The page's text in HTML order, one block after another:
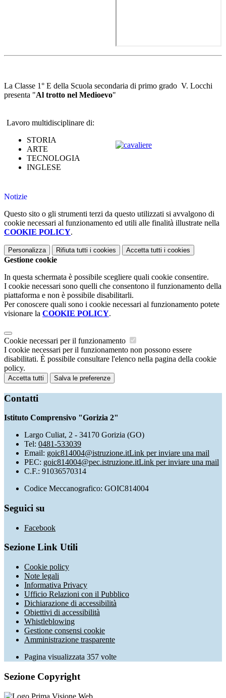
La Classe 1° E della Scuola secondaria di primo grado V. Locchi
presenta "Al trotto nel Medioevo"
Lavoro multidisciplinare di:
STORIA
ARTE
TECNOLOGIA
INGLESE
Notizie
Questo sito o gli strumenti terzi da questo utilizzati si avvalgono di
cookie necessari al funzionamento ed utili alle finalità illustrate nella
COOKIE POLICY.
Personalizza Rifiuta tutti i cookies Accetta tutti i cookies
Gestione cookie
In questa schermata è possibile scegliere quali cookie consentire.
I cookie necessari sono quelli che consentono il funzionamento della
piattaforma e non è possibile disabilitarli.
Per conoscere quali sono i cookie necessari al funzionamento potete
visionare la COOKIE POLICY.
Cookie necessari per il funzionamento
I cookie necessari per il funzionamento non possono essere
disabilitati. È possibile consultare l'elenco nella pagina della cookie
policy.
Accetta tutti Salva le preferenze
Contatti
Istituto Comprensivo "Gorizia 2"
Largo Culiat, 2 - 34170 Gorizia (GO)
Tel: 0481-533039
Email: goic814004@istruzione.itLink per inviare una mail
PEC: goic814004@pec.istruzione.itLink per inviare una mail
C.F.: 91036570314
Codice Meccanografico: GOIC814004
Seguici su
Facebook
Sezione Link Utili
Cookie policy
Note legali
Informativa Privacy
Ufficio Relazioni con il Pubblico
Dichiarazione di accessibilità
Obiettivi di accessibilità
Whistleblowing
Gestione consensi cookie
Amministrazione trasparente
Pagina visualizzata 357 volte
Sezione Copyright